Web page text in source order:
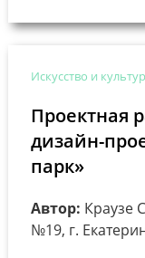
Искусство и
Проектная
дизайн-
парк»
Автор: Краузе
№19, г.